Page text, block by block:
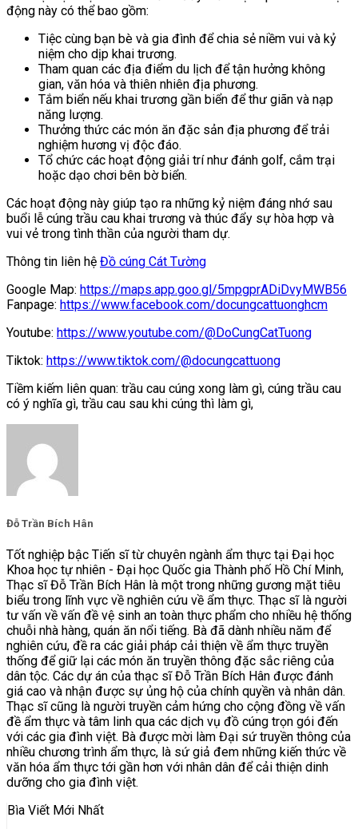
động này có thể bao gồm:
Tiệc cùng bạn bè và gia đình để chia sẻ niềm vui và kỷ
niệm cho dịp khai trương.
Tham quan các địa điểm du lịch để tận hưởng không
gian, văn hóa và thiên nhiên địa phương.
Tắm biển nếu khai trương gần biển để thư giãn và nạp
năng lượng.
Thưởng thức các món ăn đặc sản địa phương để trải
nghiệm hương vị độc đáo.
Tổ chức các hoạt động giải trí như đánh golf, cắm trại
hoặc dạo chơi bên bờ biển.
Các hoạt động này giúp tạo ra những kỷ niệm đáng nhớ sau
buổi lễ cúng trầu cau khai trương và thúc đẩy sự hòa hợp và
vui vẻ trong tình thần của người tham dự.
Thông tin liên hệ Đồ cúng Cát Tường
Google Map: https://maps.app.goo.gl/5mpgprADiDvyMWB56
Fanpage: https://www.facebook.com/docungcattuonghcm
Youtube: https://www.youtube.com/@DoCungCatTuong
Tiktok: https://www.tiktok.com/@docungcattuong
Tiềm kiếm liên quan: trầu cau cúng xong làm gì, cúng trầu cau
có ý nghĩa gì, trầu cau sau khi cúng thì làm gì,
Đỗ Trần Bích Hân
Tốt nghiệp bậc Tiến sĩ từ chuyên ngành ẩm thực tại Đại học
Khoa học tự nhiên - Đại học Quốc gia Thành phố Hồ Chí Minh,
Thạc sĩ Đỗ Trần Bích Hân là một trong những gương mặt tiêu
biểu trong lĩnh vực về nghiên cứu về ẩm thực. Thạc sĩ là người
tư vấn về vấn đề vệ sinh an toàn thực phẩm cho nhiều hệ thống
chuỗi nhà hàng, quán ăn nổi tiếng. Bà đã dành nhiều năm để
nghiên cứu, đề ra các giải pháp cải thiện về ẩm thực truyền
thống để giữ lại các món ăn truyền thông đặc sắc riêng của
dân tộc. Các dự án của thạc sĩ Đỗ Trần Bích Hân được đánh
giá cao và nhận được sự ủng hộ của chính quyền và nhân dân.
Thạc sĩ cũng là người truyền cảm hứng cho cộng đồng về vấn
đề ẩm thực và tâm linh qua các dịch vụ đồ cúng trọn gói đến
với các gia đình việt. Bà được mời làm Đại sứ truyền thông của
nhiều chương trình ẩm thực, là sứ giả đem những kiến thức về
văn hóa ẩm thực tới gần hơn với nhân dân để cải thiện dinh
dưỡng cho gia đình việt.
Bìa Viết Mới Nhất